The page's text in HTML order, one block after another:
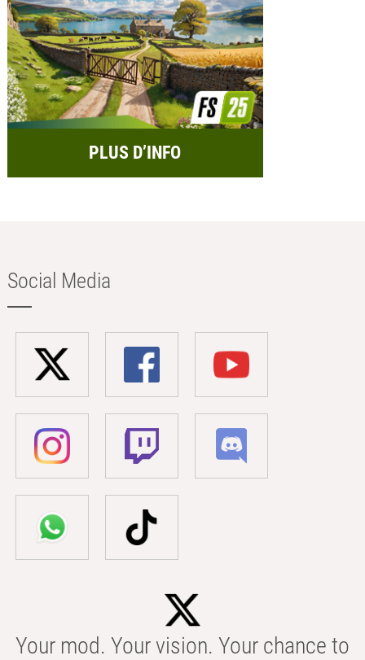
PLUS D’INFO
Social Media
Your mod. Your vision. Your chance to